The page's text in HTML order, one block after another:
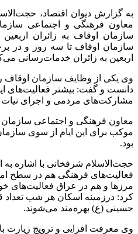
به گزارش دیوان اقتصاد،
معاون فرهنگی و اجتماعی
سازمان اوقاف به زائران
سازمان اوقاف تا سه روز و در
اربعین به زائران خدمات‌رسانی
وی یکی از وظایف سازمان اوقاف را
دانست و گفت: بیشتر فعالیت‌های
مشارکت‌های مردمی و اجرای نیات
موکب برای این ایام از سوی
بود.
حجت‌الاسلام شرفخانی با اشاره به
فعالیت‌های فرهنگی هم در سطح
مرزها و هم در عراق فعالیت‌های
کرد: درزمینه اسکان هر شب تعداد
حسینی (ع) بهره‌مند می‌شوند.
وی معرفت افزایی و ترویج زیارت